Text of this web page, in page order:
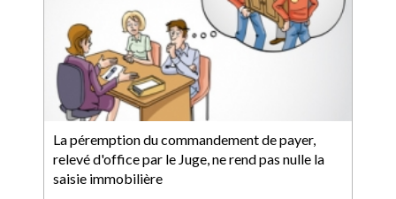
La péremption du commandement de payer,
relevé d'office par le Juge, ne rend pas nulle la
saisie immobilière